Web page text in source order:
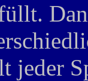
jeder